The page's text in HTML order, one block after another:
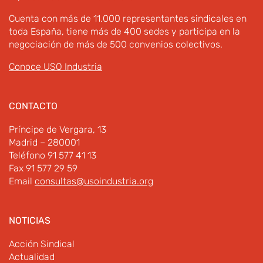
Cuenta con más de 11.000 representantes sindicales en
toda España, tiene más de 400 sedes y participa en la
negociación de más de 500 convenios colectivos.
Conoce USO Industria
CONTACTO
Príncipe de Vergara, 13
Madrid – 280001
Teléfono 91 577 41 13
Fax 91 577 29 59
Email consultas@usoindustria.org
NOTICIAS
Acción Sindical
Actualidad